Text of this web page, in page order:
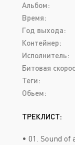
Альбом:
Время:
Год выхода:
Контейнер:
Исполнитель:
Битовая
Теги:
Обьем:
ТРЕКЛИСТ:
• 01. Sound of